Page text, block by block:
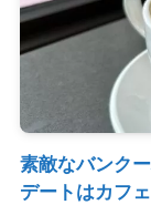
素敵なバンク
デートはカフ